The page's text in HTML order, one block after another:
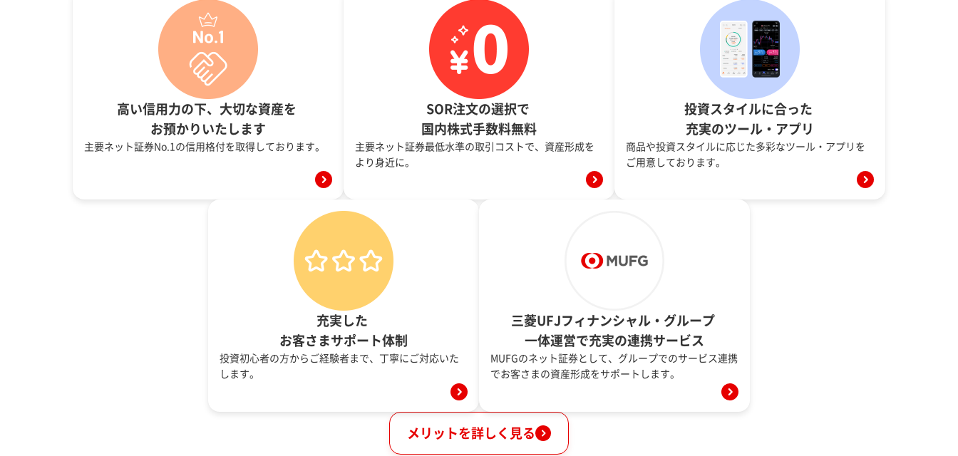
高い信用力の下、大切な資産を
お預かりいたします
主要ネット証券No.1の信用格付を取得しております。
SOR注文の選択で
国内株式手数料無料
主要ネット証券最低水準の取引コストで、資産形成を
より身近に。
投資スタイルに合った
充実のツール・アプリ
商品や投資スタイルに応じた多彩なツール・アプリを
ご用意しております。
充実した
お客さまサポート体制
投資初心者の方からご経験者まで、丁寧にご対応いた
します。
三菱UFJフィナンシャル・グループ
一体運営で充実の連携サービス
MUFGのネット証券として、グループでのサービス連携
でお客さまの資産形成をサポートします。
メリットを詳しく見る